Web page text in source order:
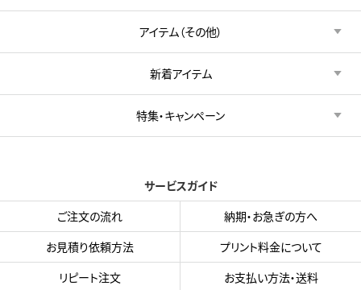
アイテム（その他）
新着アイテム
特集・キャンペーン
サービスガイド
ご注文の流れ
納期・お急ぎの方へ
お見積り依頼方法
プリント料金について
リピート注文
お支払い方法・送料